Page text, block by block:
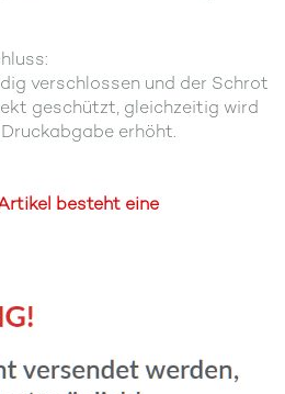
verschlossen und der Schrot
geschützt, gleichzeitig wird
erhöht.
besteht eine